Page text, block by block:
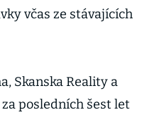
včas ze stávajících
Skanska Reality a
posledních šest let